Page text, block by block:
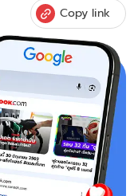
Copy link